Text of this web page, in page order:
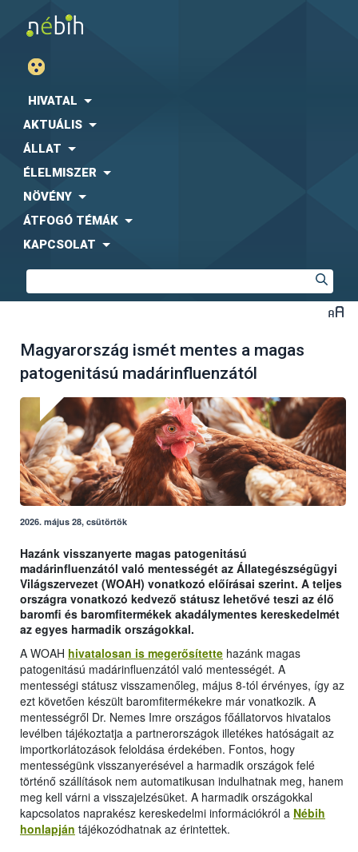
HIVATAL
AKTUÁLIS
ÁLLAT
ÉLELMISZER
NÖVÉNY
ÁTFOGÓ TÉMÁK
KAPCSOLAT
Magyarország ismét mentes a magas
patogenitású madárinfluenzától
2026. május 28, csütörtök
Hazánk visszanyerte magas patogenitású
madárinfluenzától való mentességét az Állategészségügyi
Világszervezet (WOAH) vonatkozó előírásai szerint. A teljes
országra vonatkozó kedvező státusz lehetővé teszi az élő
baromfi és baromfitermékek akadálymentes kereskedelmét
az egyes harmadik országokkal.
A WOAH hivatalosan is megerősítette hazánk magas
patogenitású madárinfluenzától való mentességét. A
mentességi státusz visszamenőleg, május 8-tól érvényes, így az
ezt követően készült baromfitermékekre már vonatkozik. A
mentességről Dr. Nemes Imre országos főállatorvos hivatalos
levélben tájékoztatja a partnerországok illetékes hatóságait az
importkorlátozások feloldása érdekében. Fontos, hogy
mentességünk visszanyerésével a harmadik országok felé
történő szállítások nem automatikusan indulhatnak meg, hanem
meg kell várni a visszajelzésüket. A harmadik országokkal
kapcsolatos naprakész kereskedelmi információkról a Nébih
honlapján tájékozódhatnak az érintettek.